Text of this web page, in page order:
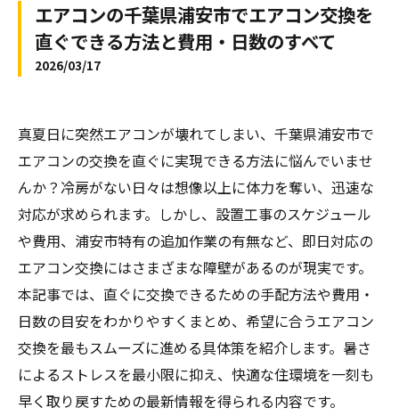
エアコンの千葉県浦安市でエアコン交換を
直ぐできる方法と費用・日数のすべて
2026/03/17
真夏日に突然エアコンが壊れてしまい、千葉県浦安市で
エアコンの交換を直ぐに実現できる方法に悩んでいませ
んか？冷房がない日々は想像以上に体力を奪い、迅速な
対応が求められます。しかし、設置工事のスケジュール
や費用、浦安市特有の追加作業の有無など、即日対応の
エアコン交換にはさまざまな障壁があるのが現実です。
本記事では、直ぐに交換できるための手配方法や費用・
日数の目安をわかりやすくまとめ、希望に合うエアコン
交換を最もスムーズに進める具体策を紹介します。暑さ
によるストレスを最小限に抑え、快適な住環境を一刻も
早く取り戻すための最新情報を得られる内容です。